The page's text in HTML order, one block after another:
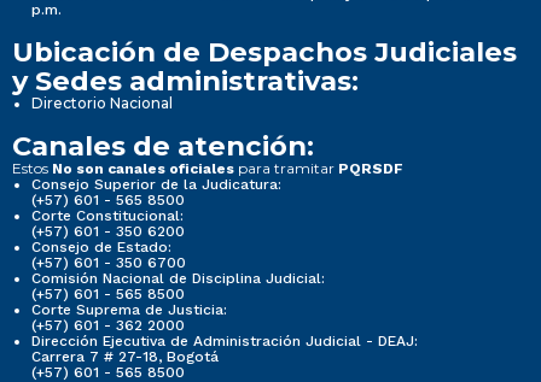
p.m.
Ubicación de Despachos Judiciales
y Sedes administrativas:
Directorio Nacional
Canales de atención:
Estos No son canales oficiales para tramitar PQRSDF
Consejo Superior de la Judicatura:
(+57) 601 - 565 8500
Corte Constitucional:
(+57) 601 - 350 6200
Consejo de Estado:
(+57) 601 - 350 6700
Comisión Nacional de Disciplina Judicial:
(+57) 601 - 565 8500
Corte Suprema de Justicia:
(+57) 601 - 362 2000
Dirección Ejecutiva de Administración Judicial - DEAJ:
Carrera 7 # 27-18, Bogotá
(+57) 601 - 565 8500